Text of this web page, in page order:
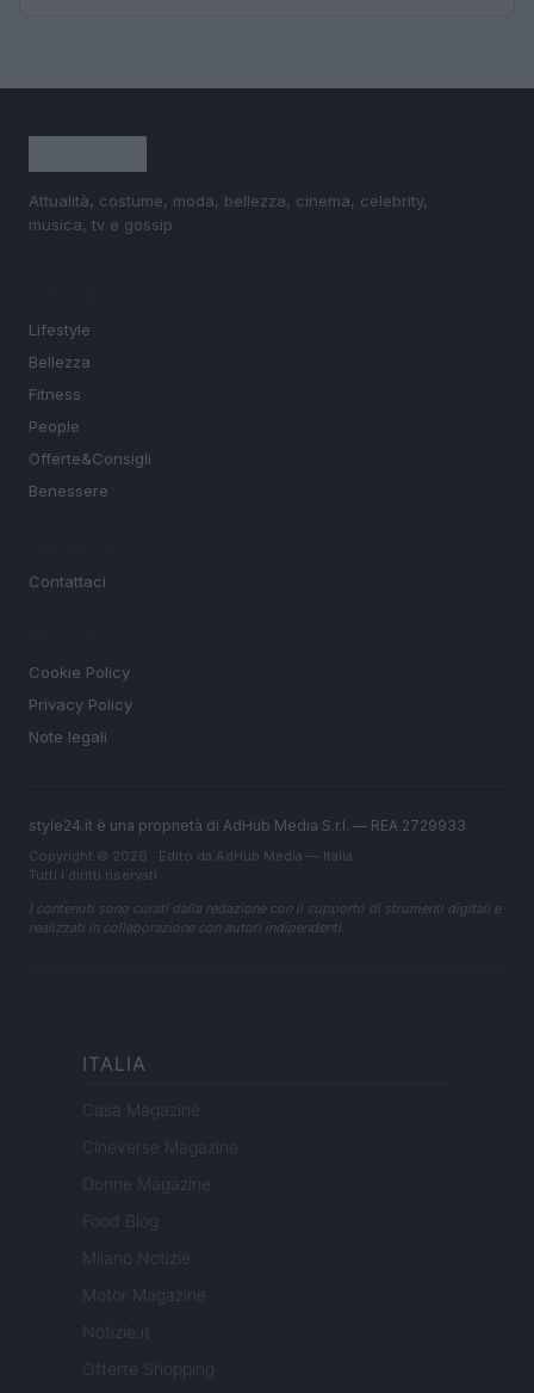
Attualità, costume, moda, bellezza, cinema, celebrity,
musica, tv e gossip.
Lifestyle
Bellezza
Fitness
People
Offerte&Consigli
Benessere
Contattaci
Cookie Policy
Privacy Policy
Note legali
style24.it è una proprietà di AdHub Media S.r.l. — REA 2729933
Copyright © 2026 · Edito da AdHub Media — Italia
Tutti i diritti riservati
I contenuti sono curati dalla redazione con il supporto di strumenti digitali e
realizzati in collaborazione con autori indipendenti.
ITALIA
Casa Magazine
Cineverse Magazine
Donne Magazine
Food Blog
Milano Notizie
Motor Magazine
Notizie.it
Offerte Shopping